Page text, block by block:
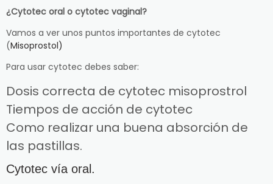
¿Cytotec oral o cytotec vaginal?
Vamos a ver unos puntos importantes de cytotec
(Misoprostol)
Para usar cytotec debes saber:
Dosis correcta de cytotec misoprostrol
Tiempos de acción de cytotec
Como realizar una buena absorción de
las pastillas.
Cytotec vía oral.